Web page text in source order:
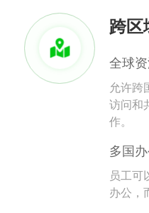
跨区
全球
允许跨
访问和
作。
多国
员工可
办公，